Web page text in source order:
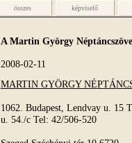
összes képviselő
A Martin György
2008-02-11
MARTIN GYÖRGY NÉPTÁN
1062. Budapest, Lendvay u. 15
u. 54./c Tel: 42/506-520